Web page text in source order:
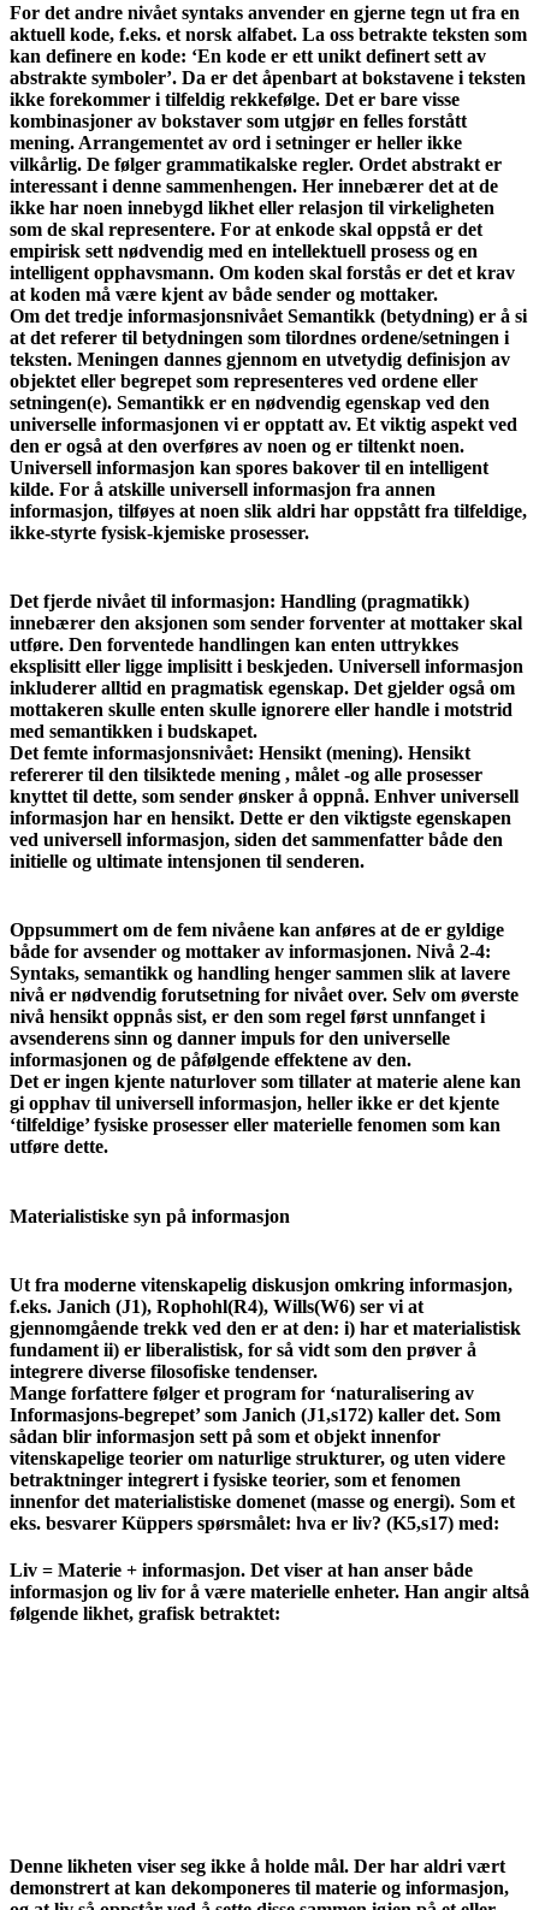
For det andre nivået syntaks anvender en gjerne tegn ut fra en
aktuell kode, f.eks. et norsk alfabet. La oss betrakte teksten som
kan definere en kode: ‘En kode er ett unikt definert sett av
abstrakte symboler’. Da er det åpenbart at bokstavene i teksten
ikke forekommer i tilfeldig rekkefølge. Det er bare visse
kombinasjoner av bokstaver som utgjør en felles forstått
mening. Arrangementet av ord i setninger er heller ikke
vilkårlig. De følger grammatikalske regler. Ordet abstrakt er
interessant i denne sammenhengen. Her innebærer det at de
ikke har noen innebygd likhet eller relasjon til virkeligheten
som de skal representere. For at enkode skal oppstå er det
empirisk sett nødvendig med en intellektuell prosess og en
intelligent opphavsmann. Om koden skal forstås er det et krav
at koden må være kjent av både sender og mottaker.
Om det tredje informasjonsnivået Semantikk (betydning) er å si
at det referer til betydningen som tilordnes ordene/setningen i
teksten. Meningen dannes gjennom en utvetydig definisjon av
objektet eller begrepet som representeres ved ordene eller
setningen(e). Semantikk er en nødvendig egenskap ved den
universelle informasjonen vi er opptatt av. Et viktig aspekt ved
den er også at den overføres av noen og er tiltenkt noen.
Universell informasjon kan spores bakover til en intelligent
kilde. For å atskille universell informasjon fra annen
informasjon, tilføyes at noen slik aldri har oppstått fra tilfeldige,
ikke-styrte fysisk-kjemiske prosesser.
Det fjerde nivået til informasjon: Handling (pragmatikk)
innebærer den aksjonen som sender forventer at mottaker skal
utføre. Den forventede handlingen kan enten uttrykkes
eksplisitt eller ligge implisitt i beskjeden. Universell informasjon
inkluderer alltid en pragmatisk egenskap. Det gjelder også om
mottakeren skulle enten skulle ignorere eller handle i motstrid
med semantikken i budskapet.
Det femte informasjonsnivået: Hensikt (mening). Hensikt
refererer til den tilsiktede mening , målet -og alle prosesser
knyttet til dette, som sender ønsker å oppnå. Enhver universell
informasjon har en hensikt. Dette er den viktigste egenskapen
ved universell informasjon, siden det sammenfatter både den
initielle og ultimate intensjonen til senderen.
Oppsummert om de fem nivåene kan anføres at de er gyldige
både for avsender og mottaker av informasjonen. Nivå 2-4:
Syntaks, semantikk og handling henger sammen slik at lavere
nivå er nødvendig forutsetning for nivået over. Selv om øverste
nivå hensikt oppnås sist, er den som regel først unnfanget i
avsenderens sinn og danner impuls for den universelle
informasjonen og de påfølgende effektene av den.
Det er ingen kjente naturlover som tillater at materie alene kan
gi opphav til universell informasjon, heller ikke er det kjente
‘tilfeldige’ fysiske prosesser eller materielle fenomen som kan
utføre dette.
Materialistiske syn på informasjon
Ut fra moderne vitenskapelig diskusjon omkring informasjon,
f.eks. Janich (J1), Rophohl(R4), Wills(W6) ser vi at
gjennomgående trekk ved den er at den: i) har et materialistisk
fundament ii) er liberalistisk, for så vidt som den prøver å
integrere diverse filosofiske tendenser.
Mange forfattere følger et program for ‘naturalisering av
Informasjons-begrepet’ som Janich (J1,s172) kaller det. Som
sådan blir informasjon sett på som et objekt innenfor
vitenskapelige teorier om naturlige strukturer, og uten videre
betraktninger integrert i fysiske teorier, som et fenomen
innenfor det materialistiske domenet (masse og energi). Som et
eks. besvarer Küppers spørsmålet: hva er liv? (K5,s17) med:
Liv = Materie + informasjon. Det viser at han anser både
informasjon og liv for å være materielle enheter. Han angir altså
følgende likhet, grafisk betraktet:
Denne likheten viser seg ikke å holde mål. Der har aldri vært
demonstrert at kan dekomponeres til materie og informasjon,